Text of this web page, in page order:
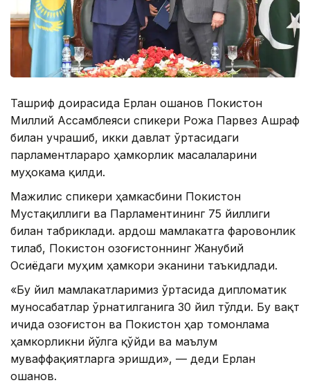
Ташриф доирасида Ерлан Қошанов Покистон
Миллий Ассамблеяси спикери Рожа Парвез Ашраф
билан учрашиб, икки давлат ўртасидаги
парламентлараро ҳамкорлик масалаларини
муҳокама қилди.
Мажилис спикери ҳамкасбини Покистон
Мустақиллиги ва Парламентининг 75 йиллиги
билан табриклади. Қардош мамлакатга фаровонлик
тилаб, Покистон Қозоғистоннинг Жанубий
Осиёдаги муҳим ҳамкори эканини таъкидлади.
«Бу йил мамлакатларимиз ўртасида дипломатик
муносабатлар ўрнатилганига 30 йил тўлди. Бу вақт
ичида Қозоғистон ва Покистон ҳар томонлама
ҳамкорликни йўлга қўйди ва маълум
муваффақиятларга эришди», — деди Ерлан
Қошанов.